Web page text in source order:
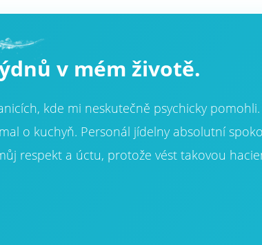
v mém životě.
kde mi neskutečně psychicky pomohli.
o kuchyň. Personál jídelny absolutní
respekt a úctu, protože vést takovou